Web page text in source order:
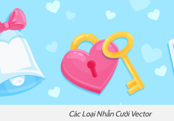
Các Loại Nhẫn Cưới Vector